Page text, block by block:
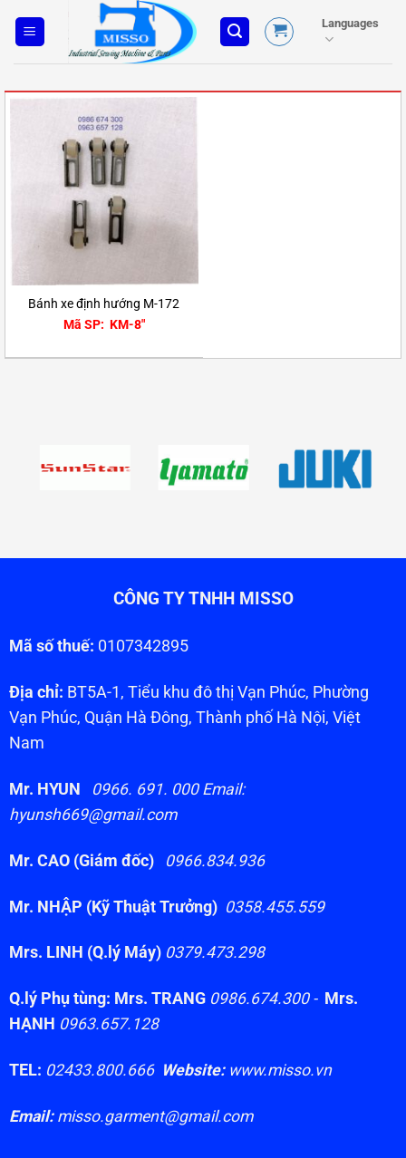
Languages
Bánh xe định hướng M-172
Mã SP: KM-8"
CÔNG TY TNHH MISSO
Mã số thuế: 0107342895
Địa chỉ: BT5A-1, Tiểu khu đô thị Vạn Phúc, Phường
Vạn Phúc, Quận Hà Đông, Thành phố Hà Nội, Việt
Nam
Mr. HYUN
0966. 691. 000 Email:
hyunsh669@gmail.com
Mr. CAO (Giám đốc) 0966.834.936
Mr. NHẬP (Kỹ Thuật Trưởng) 0358.455.559
Mrs. LINH (Q.lý Máy) 0379.473.298
Q.lý Phụ tùng: Mrs. TRANG 0986.674.300 - Mrs.
HẠNH 0963.657.128
TEL: 02433.800.666 Website:www.misso.vn
Email:misso.garment@gmail.com